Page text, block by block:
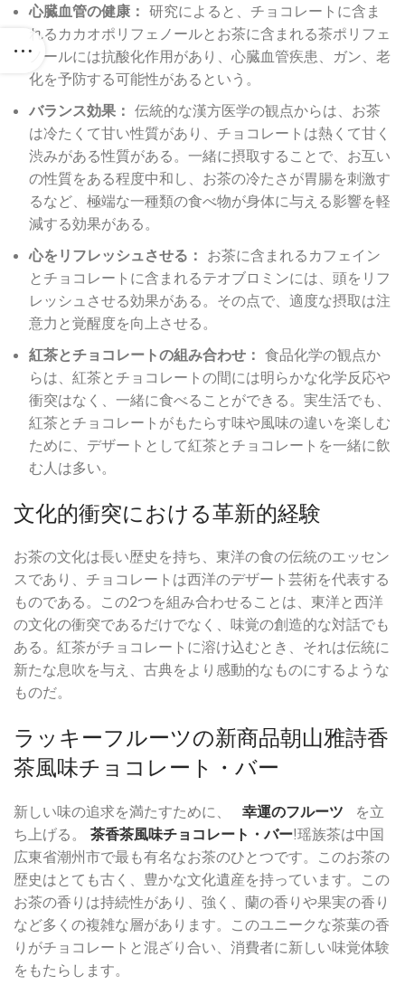
心臓血管の健康： 研究によると、チョコレートに含ま
れるカカオポリフェノールとお茶に含まれる茶ポリフェ
ノールには抗酸化作用があり、心臓血管疾患、ガン、老
化を予防する可能性があるという。
バランス効果： 伝統的な漢方医学の観点からは、お茶
は冷たくて甘い性質があり、チョコレートは熱くて甘く
渋みがある性質がある。一緒に摂取することで、お互い
の性質をある程度中和し、お茶の冷たさが胃腸を刺激す
るなど、極端な一種類の食べ物が身体に与える影響を軽
減する効果がある。
心をリフレッシュさせる： お茶に含まれるカフェイン
とチョコレートに含まれるテオブロミンには、頭をリフ
レッシュさせる効果がある。その点で、適度な摂取は注
意力と覚醒度を向上させる。
紅茶とチョコレートの組み合わせ： 食品化学の観点か
らは、紅茶とチョコレートの間には明らかな化学反応や
衝突はなく、一緒に食べることができる。実生活でも、
紅茶とチョコレートがもたらす味や風味の違いを楽しむ
ために、デザートとして紅茶とチョコレートを一緒に飲
む人は多い。
文化的衝突における革新的経験
お茶の文化は長い歴史を持ち、東洋の食の伝統のエッセン
スであり、チョコレートは西洋のデザート芸術を代表する
ものである。この2つを組み合わせることは、東洋と西洋
の文化の衝突であるだけでなく、味覚の創造的な対話でも
ある。紅茶がチョコレートに溶け込むとき、それは伝統に
新たな息吹を与え、古典をより感動的なものにするような
ものだ。
ラッキーフルーツの新商品朝山雅詩香
茶風味チョコレート・バー
新しい味の追求を満たすために、 幸運のフルーツ
を立
ち上げる。 茶香茶風味チョコレート・バー!瑶族茶は中国
広東省潮州市で最も有名なお茶のひとつです。このお茶の
歴史はとても古く、豊かな文化遺産を持っています。この
お茶の香りは持続性があり、強く、蘭の香りや果実の香り
など多くの複雑な層があります。このユニークな茶葉の香
りがチョコレートと混ざり合い、消費者に新しい味覚体験
をもたらします。